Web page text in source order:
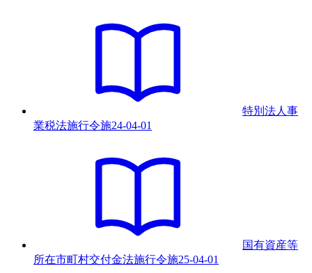
特別法人事
業税法施行令施24-04-01
国有資産等
所在市町村交付金法施行令施25-04-01